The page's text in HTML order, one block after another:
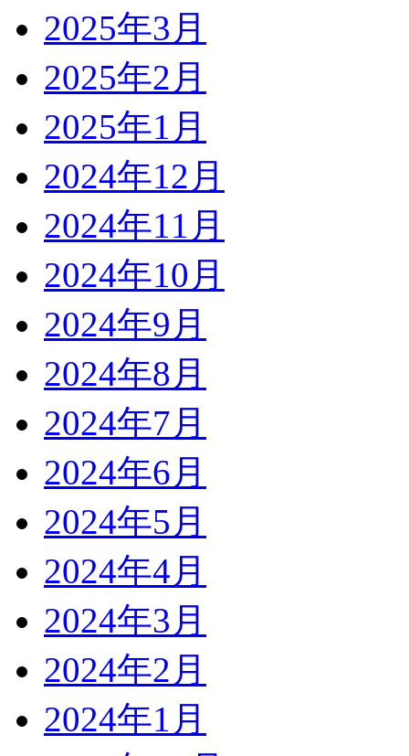
2025年3月
2025年2月
2025年1月
2024年12月
2024年11月
2024年10月
2024年9月
2024年8月
2024年7月
2024年6月
2024年5月
2024年4月
2024年3月
2024年2月
2024年1月